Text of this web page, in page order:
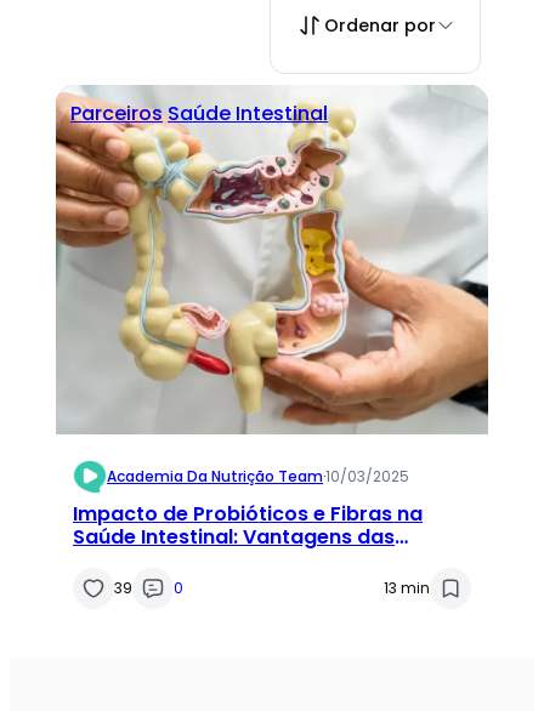
Ordenar por
ParceirosSaúde Intestinal
Academia Da Nutrição Team·10/03/2025
Impacto de Probióticos e Fibras na
Saúde Intestinal: Vantagens das
39 0 13 min